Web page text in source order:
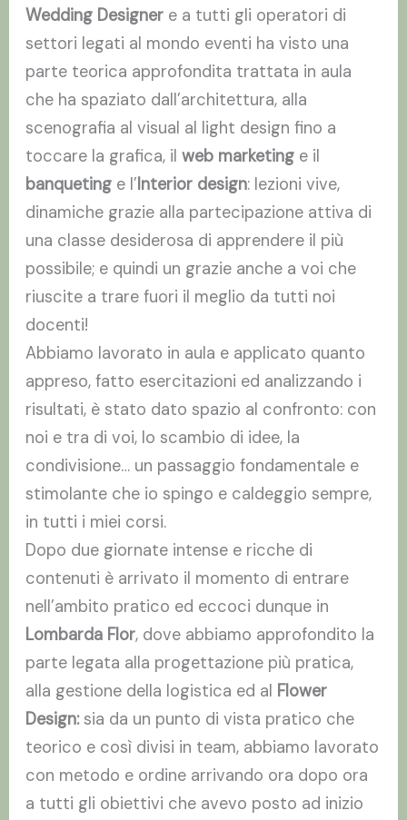
Wedding Designer e a tutti gli operatori di
settori legati al mondo eventi ha visto una
parte teorica approfondita trattata in aula
che ha spaziato dall’architettura, alla
scenografia al visual al light design fino a
toccare la grafica, ilweb marketing e il
banqueting e l’Interior design: lezioni vive,
dinamiche grazie alla partecipazione attiva di
una classe desiderosa di apprendere il più
possibile; e quindi un grazie anche a voi che
riuscite a trare fuori il meglio da tutti noi
docenti!
Abbiamo lavorato in aula e applicato quanto
appreso, fatto esercitazioni ed analizzando i
risultati, è stato dato spazio al confronto: con
noi e tra di voi, lo scambio di idee, la
condivisione… un passaggio fondamentale e
stimolante che io spingo e caldeggio sempre,
in tutti i miei corsi.
Dopo due giornate intense e ricche di
contenuti è arrivato il momento di entrare
nell’ambito pratico ed eccoci dunque in
Lombarda Flor, dove abbiamo approfondito la
parte legata alla progettazione più pratica,
alla gestione della logistica ed al Flower
Design:sia da un punto di vista pratico che
teorico e così divisi in team, abbiamo lavorato
con metodo e ordine arrivando ora dopo ora
a tutti gli obiettivi che avevo posto ad inizio